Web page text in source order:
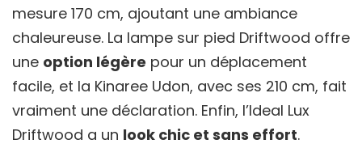
mesure 170 cm, ajoutant une ambiance
chaleureuse. La lampe sur pied Driftwood offre
une option légère pour un déplacement
facile, et la Kinaree Udon, avec ses 210 cm, fait
vraiment une déclaration. Enfin, l’Ideal Lux
Driftwood a un look chic et sans effort.